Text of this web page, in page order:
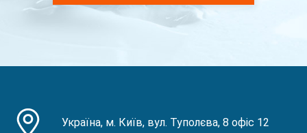
Україна, м. Київ, вул. Туполєва, 8 офіс 12